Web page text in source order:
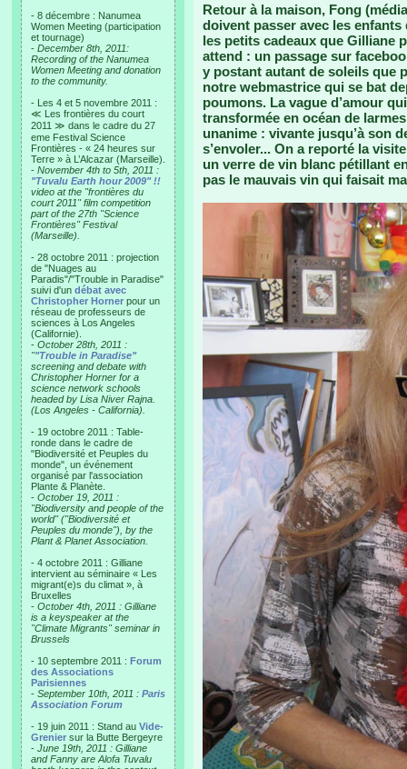
- 8 décembre : Nanumea
Women Meeting (participation
et tournage)
- December 8th, 2011:
Recording of the Nanumea
Women Meeting and donation
to the community.
- Les 4 et 5 novembre 2011 :
≪ Les frontières du court
2011 ≫ dans le cadre du 27
eme Festival Science
Frontières - « 24 heures sur
Terre » à L’Alcazar (Marseille).
- November 4th to 5th, 2011 :
"Tuvalu Earth hour 2009" !!
video at the "frontières du
court 2011" film competition
part of the 27th "Science
Frontières" Festival
(Marseille).
- 28 octobre 2011 : projection
de "Nuages au
Paradis"/"Trouble in Paradise"
suivi d'un débat avec
Christopher Horner pour un
réseau de professeurs de
sciences à Los Angeles
(Californie).
- October 28th, 2011 :
""Trouble in Paradise"
screening and debate with
Christopher Horner for a
science network schools
headed by Lisa Niver Rajna.
(Los Angeles - California).
- 19 octobre 2011 : Table-
ronde dans le cadre de
"Biodiversité et Peuples du
monde", un événement
organisé par l'association
Plante & Planète.
- October 19, 2011 :
"Biodiversity and people of the
world" ("Biodiversité et
Peuples du monde"), by the
Plant & Planet Association.
- 4 octobre 2011 : Gilliane
intervient au séminaire « Les
migrant(e)s du climat », à
Bruxelles
- October 4th, 2011 : Gilliane
is a keyspeaker at the
"Climate Migrants" seminar in
Brussels
- 10 septembre 2011 : Forum
des Associations
Parisiennes
- September 10th, 2011 : Paris
Association Forum
- 19 juin 2011 : Stand au Vide-
Grenier sur la Butte Bergeyre
- June 19th, 2011 : Gilliane
and Fanny are Alofa Tuvalu
Retour à la maison, Fong
doivent passer avec les
les petits cadeaux que Gilliane
attend : un passage sur
y postant autant de soleils que
notre webmastrice qui se bat
poumons. La vague d’amour
transformée en océan de
unanime : vivante jusqu’à son
s’envoler... On a reporté la
un verre de vin blanc pétillant
pas le mauvais vin qui faisait